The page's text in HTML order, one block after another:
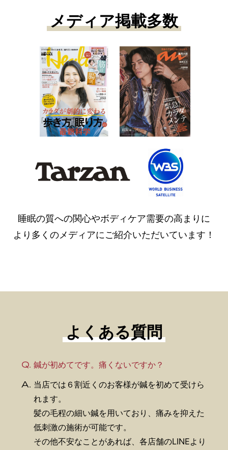
メディア掲載多数
睡眠の質への関心やボディケア需要の高まりに
より多くのメディアにご紹介いただいています！
よくある質問
Q. 鍼が初めてです。痛くないですか？
A. 当店では６割近くのお客様が鍼を初めて受けら
れます。
髪の毛程の細い鍼を用いており、痛みを抑えた
低刺激の施術が可能です。
その他不安なことがあれば、各店舗のLINEより